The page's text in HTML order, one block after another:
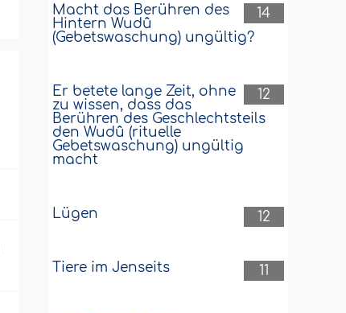
14
Macht das Berühren des
Hintern Wudû
(Gebetswaschung) ungültig?
12
Er betete lange Zeit, ohne
zu wissen, dass das
Berühren des Geschlechtsteils
den Wudû (rituelle
Gebetswaschung) ungültig
macht
12
Lügen
11
Tiere im Jenseits